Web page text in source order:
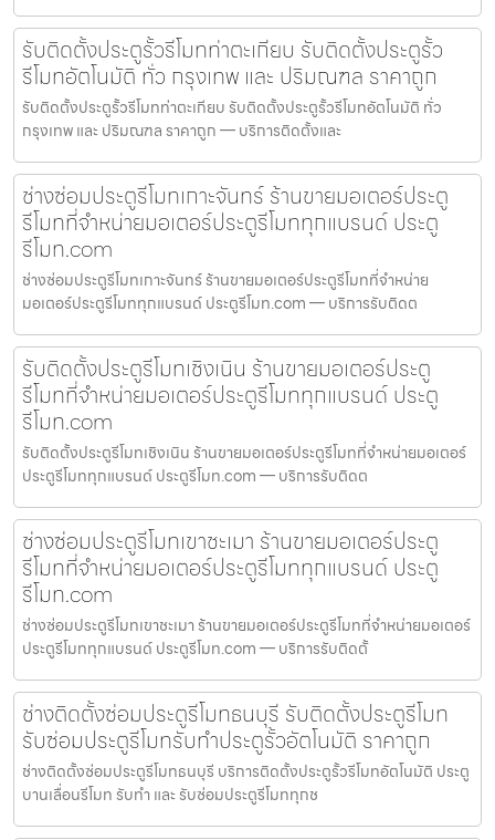
รับติดตั้งประตูรั้วรีโมทท่าตะเกียบ รับติดตั้งประตูรั้ว
รีโมทอัตโนมัติ ทั่ว กรุงเทพ และ ปริมณฑล ราคาถูก
รับติดตั้งประตูรั้วรีโมทท่าตะเกียบ รับติดตั้งประตูรั้วรีโมทอัตโนมัติ ทั่ว
กรุงเทพ และ ปริมณฑล ราคาถูก — บริการติดตั้งและ
ช่างซ่อมประตูรีโมทเกาะจันทร์ ร้านขายมอเตอร์ประตู
รีโมทที่จำหน่ายมอเตอร์ประตูรีโมททุกแบรนด์ ประตู
รีโมท.com
ช่างซ่อมประตูรีโมทเกาะจันทร์ ร้านขายมอเตอร์ประตูรีโมทที่จำหน่าย
มอเตอร์ประตูรีโมททุกแบรนด์ ประตูรีโมท.com — บริการรับติดต
รับติดตั้งประตูรีโมทเชิงเนิน ร้านขายมอเตอร์ประตู
รีโมทที่จำหน่ายมอเตอร์ประตูรีโมททุกแบรนด์ ประตู
รีโมท.com
รับติดตั้งประตูรีโมทเชิงเนิน ร้านขายมอเตอร์ประตูรีโมทที่จำหน่ายมอเตอร์
ประตูรีโมททุกแบรนด์ ประตูรีโมท.com — บริการรับติดต
ช่างซ่อมประตูรีโมทเขาชะเมา ร้านขายมอเตอร์ประตู
รีโมทที่จำหน่ายมอเตอร์ประตูรีโมททุกแบรนด์ ประตู
รีโมท.com
ช่างซ่อมประตูรีโมทเขาชะเมา ร้านขายมอเตอร์ประตูรีโมทที่จำหน่ายมอเตอร์
ประตูรีโมททุกแบรนด์ ประตูรีโมท.com — บริการรับติดตั้
ช่างติดตั้งซ่อมประตูรีโมทธนบุรี รับติดตั้งประตูรีโมท
รับซ่อมประตูรีโมทรับทำประตูรั้วอัตโนมัติ ราคาถูก
ช่างติดตั้งซ่อมประตูรีโมทธนบุรี บริการติดตั้งประตูรั้วรีโมทอัตโนมัติ ประตู
บานเลื่อนรีโมท รับทำ และ รับซ่อมประตูรีโมททุกช